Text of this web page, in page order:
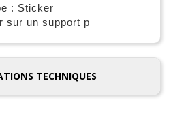
: Sticker
sur un support p
TECHNIQUES